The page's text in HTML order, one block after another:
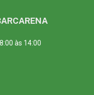
às 14:00